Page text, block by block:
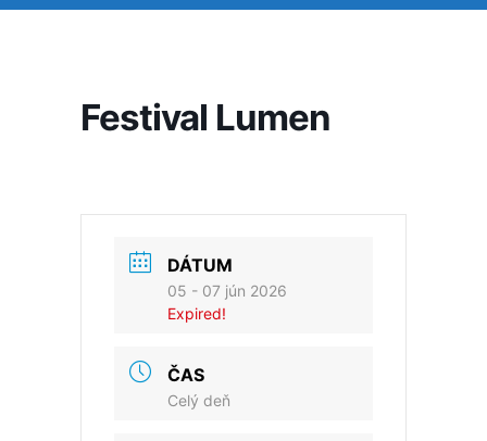
Festival Lumen
DÁTUM
05 - 07 jún 2026
Expired!
ČAS
Celý deň